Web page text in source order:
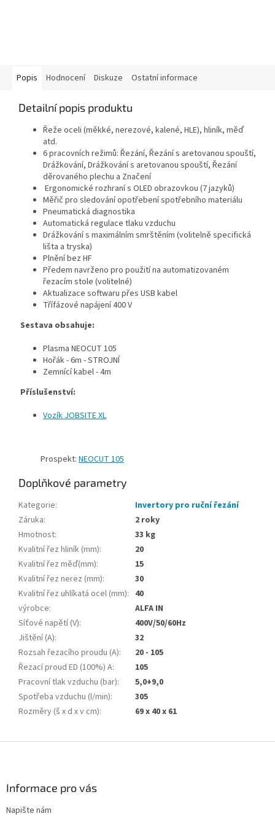
Popis Hodnocení Diskuze Ostatní informace
Detailní popis produktu
Řeže oceli (měkké, nerezové, kalené, HLE), hliník, měď
atd.
6 pracovních režimů: Řezání, Řezání s aretovanou spouští,
Drážkování, Drážkování s aretovanou spouští, Řezání
děrovaného plechu a Značení
Ergonomické rozhraní s OLED obrazovkou (7 jazyků)
Měřič pro sledování opotřebení spotřebního materiálu
Pneumatická diagnostika
Automatická regulace tlaku vzduchu
Drážkování s maximálním smrštěním (volitelně specifická
lišta a tryska)
Plnění bez HF
Předem navrženo pro použití na automatizovaném
řezacím stole (volitelné)
Aktualizace softwaru přes USB kabel
Třífázové napájení 400 V
Sestava obsahuje:
Plasma NEOCUT 105
Hořák - 6m - STROJNÍ
Zemnící kabel - 4m
Příslušenství:
Vozík JOBSITE XL
Prospekt: NEOCUT 105
Doplňkové parametry
Kategorie:
Invertory pro ruční řezání
Záruka:
2 roky
Hmotnost:
33 kg
Kvalitní řez hliník (mm):
20
Kvalitní řez měď(mm):
15
Kvalitní řez nerez (mm):
30
Kvalitní řez uhlíkatá ocel (mm): 40
výrobce:
ALFA IN
Síťové napětí (V):
400V/50/60Hz
Jištění (A):
32
Rozsah řezacího proudu (A):
20 - 105
Řezací proud ED (100%) A:
105
Pracovní tlak vzduchu (bar):
5,0+9,0
Spotřeba vzduchu (l/min):
305
Rozměry (š x d x v cm): 69 x 40 x 61
Informace pro vás
Napište nám